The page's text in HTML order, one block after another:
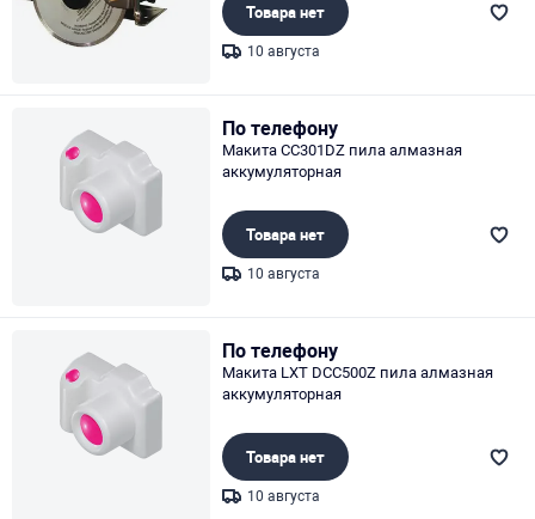
Товара нет
10 августа
По телефону
Макита CC301DZ пила алмазная
аккумуляторная
Товара нет
10 августа
По телефону
Макита LXT DCC500Z пила алмазная
аккумуляторная
Товара нет
10 августа